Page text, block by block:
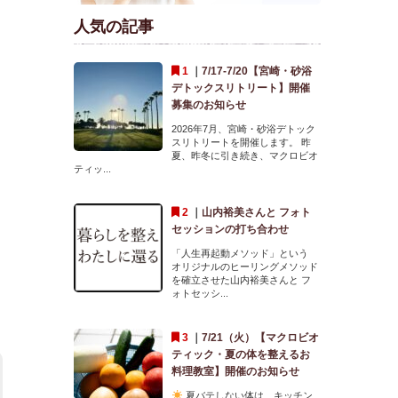
人気の記事
｜7/17-7/20【宮崎・砂浴
デトックスリトリート】開催
募集のお知らせ
2026年7月、宮崎・砂浴デトック
スリトリートを開催します。 昨
夏、昨冬に引き続き、マクロビオ
ティッ...
山内裕美さんと フォト
セッションの打ち合わせ
「人生再起動メソッド」という
オリジナルのヒーリングメソッド
を確立させた山内裕美さんと フ
ォトセッシ...
｜7/21（火）【マクロビオ
ティック・夏の体を整えるお
料理教室】開催のお知らせ
夏バテしない体は、キッチン